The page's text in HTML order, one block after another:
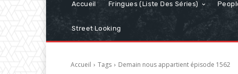
Accueil Fringues (Liste Des Séries)
Street Looking
Accueil Tags Demain nous appartient épisode 1562